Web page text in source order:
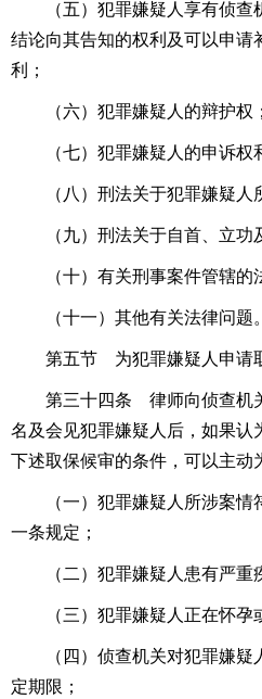
（五）犯罪嫌疑人享有侦查
结论向其告知的权利及可以申请
利；
（六）犯罪嫌疑人的辩护权；
（七）犯罪嫌疑人的申诉权
（八）刑法关于犯罪嫌疑人
（九）刑法关于自首、立功
（十）有关刑事案件管辖的
（十一）其他有关法律问题。
第五节 为犯罪嫌疑人申请
第三十四条 律师向侦查机关
名及会见犯罪嫌疑人后，如果认
下述取保候审的条件，可以主动
（一）犯罪嫌疑人所涉案情
一条规定；
（二）犯罪嫌疑人患有严重
（三）犯罪嫌疑人正在怀孕
（四）侦查机关对犯罪嫌疑
定期限；